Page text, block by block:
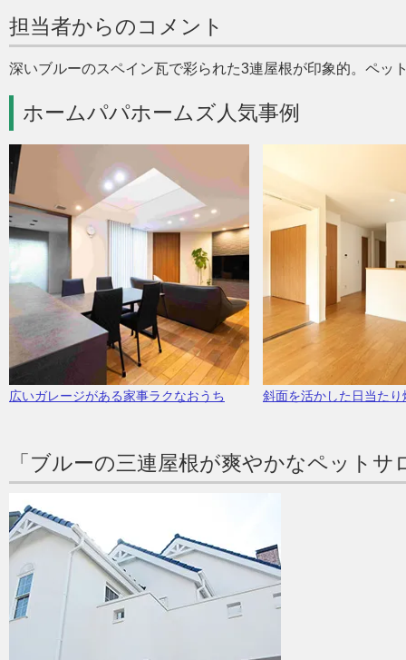
担当者からのコメント
深いブルーのスペイン瓦で彩られた3連屋根が印象的。ペッ
ホームパパホームズ人気事例
広いガレージがある家事ラクなおうち 斜面を活かした日当たり
「ブルーの三連屋根が爽やかなペット